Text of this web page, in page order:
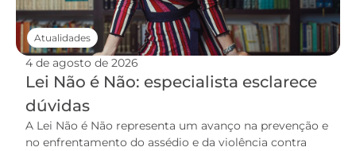
4 de agosto de 2026
Lei Não é Não: especialista esclarece
dúvidas
A Lei Não é Não representa um avanço na prevenção e
no enfrentamento do assédio e da violência contra
Atualidades